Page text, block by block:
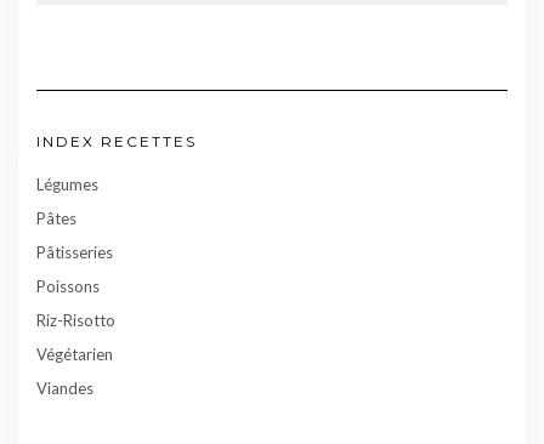
INDEX RECETTES
Légumes
Pâtes
Pâtisseries
Poissons
Riz-Risotto
Végétarien
Viandes